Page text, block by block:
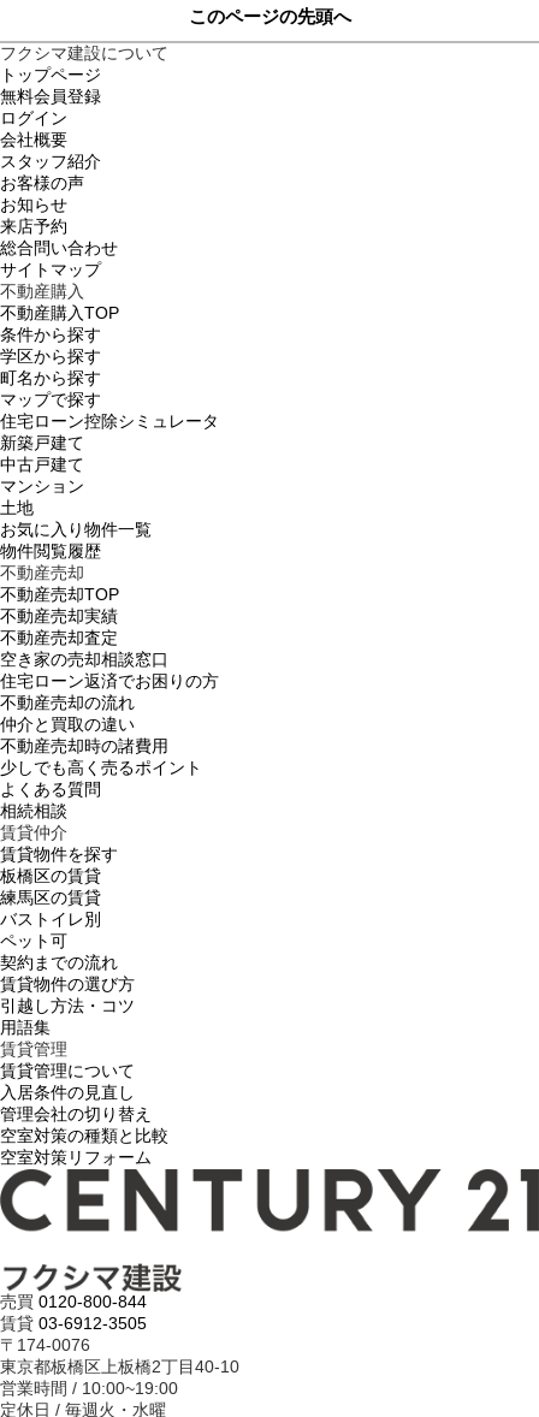
このページの先頭へ
フクシマ建設について
トップページ
無料会員登録
ログイン
会社概要
スタッフ紹介
お客様の声
お知らせ
来店予約
総合問い合わせ
サイトマップ
不動産購入
不動産購入TOP
条件から探す
学区から探す
町名から探す
マップで探す
住宅ローン控除シミュレータ
新築戸建て
中古戸建て
マンション
土地
お気に入り物件一覧
物件閲覧履歴
不動産売却
不動産売却TOP
不動産売却実績
不動産売却査定
空き家の売却相談窓口
住宅ローン返済でお困りの方
不動産売却の流れ
仲介と買取の違い
不動産売却時の諸費用
少しでも高く売るポイント
よくある質問
相続相談
賃貸仲介
賃貸物件を探す
板橋区の賃貸
練馬区の賃貸
バストイレ別
ペット可
契約までの流れ
賃貸物件の選び方
引越し方法・コツ
用語集
賃貸管理
賃貸管理について
入居条件の見直し
管理会社の切り替え
空室対策の種類と比較
空室対策リフォーム
売買 0120-800-844
賃貸 03-6912-3505
〒174-0076
東京都板橋区上板橋2丁目40-10
営業時間 / 10:00~19:00
定休日 / 毎週火・水曜